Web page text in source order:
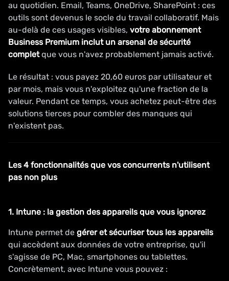
au quotidien. Email, Teams, OneDrive, SharePoint : ces
outils sont devenus le socle du travail collaboratif. Mais
au-delà de ces usages visibles, votre abonnement
Business Premium inclut un arsenal de sécurité
completque vous n'avez probablement jamais activé.
Le résultat : vous payez 20,60 euros par utilisateur et
par mois, mais vous n'exploitez qu'une fraction de la
valeur. Pendant ce temps, vous achetez peut-être des
solutions tierces pour combler des manques qui
n'existent pas.
Les 4 fonctionnalités que vos concurrents n'utilisent
pas non plus
1. Intune : la gestion des appareils que vous ignorez
Intune permet de gérer et sécuriser tous les appareils
qui accèdent aux données de votre entreprise, qu'il
s'agisse de PC, Mac, smartphones ou tablettes.
Concrètement, avec Intune vous pouvez :